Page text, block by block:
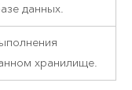
данных.
хранилище.